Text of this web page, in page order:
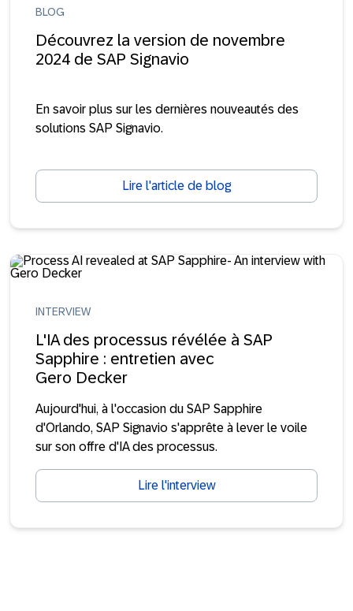
BLOG
Découvrez la version de novembre
2024 de SAP Signavio
En savoir plus sur les dernières nouveautés des
solutions SAP Signavio.
Lire l'article de blog
INTERVIEW
L'IA des processus révélée à SAP
Sapphire : entretien avec
Gero Decker
Aujourd'hui, à l'occasion du SAP Sapphire
d'Orlando, SAP Signavio s'apprête à lever le voile
sur son offre d'IA des processus.
Lire l'interview